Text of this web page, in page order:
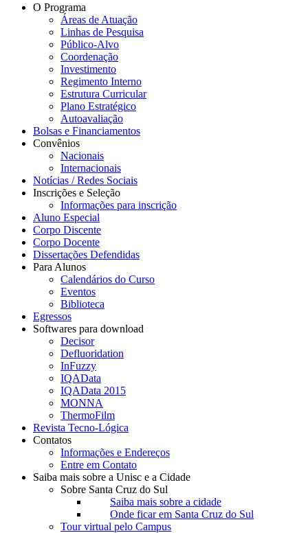
O Programa
Áreas de Atuação
Linhas de Pesquisa
Público-Alvo
Coordenação
Investimento
Regimento Interno
Estrutura Curricular
Plano Estratégico
Autoavaliação
Bolsas e Financiamentos
Convênios
Nacionais
Internacionais
Notícias / Redes Sociais
Inscrições e Seleção
Informações para inscrição
Aluno Especial
Corpo Discente
Corpo Docente
Dissertações Defendidas
Para Alunos
Calendários do Curso
Eventos
Biblioteca
Egressos
Softwares para download
Decisor
Defluoridation
InFuzzy
IQAData
IQAData 2015
MONNA
ThermoFilm
Revista Tecno-Lógica
Contatos
Informações e Endereços
Entre em Contato
Saiba mais sobre a Unisc e a Cidade
Sobre Santa Cruz do Sul
Saiba mais sobre a cidade
Onde ficar em Santa Cruz do Sul
Tour virtual pelo Campus